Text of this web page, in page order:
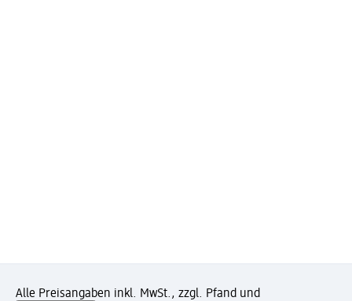
Alle Preisangaben inkl. MwSt., zzgl. Pfand und